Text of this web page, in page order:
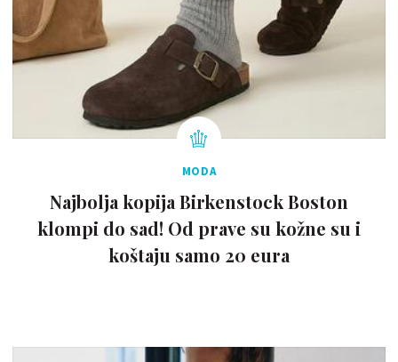
MODA
Najbolja kopija Birkenstock Boston
klompi do sad! Od prave su kožne su i
koštaju samo 20 eura